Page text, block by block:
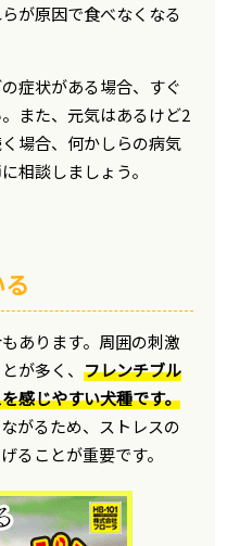
が原因で食べなくなる
症状がある場合、すぐ
また、元気はあるけど2
場合、何かしらの病気
相談しましょう。
あります。周囲の刺激
が多く、フレンチブル
感じやすい犬種です。
がるため、ストレスの
ることが重要です。